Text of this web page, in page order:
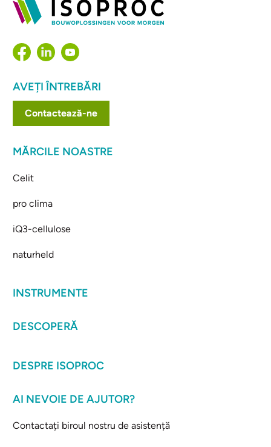
AVEȚI ÎNTREBĂRI
Contactează-ne
MĂRCILE NOASTRE
Celit
pro clima
iQ3-cellulose
naturheld
INSTRUMENTE
DESCOPERĂ
DESPRE ISOPROC
AI NEVOIE DE AJUTOR?
Contactați biroul nostru de asistență